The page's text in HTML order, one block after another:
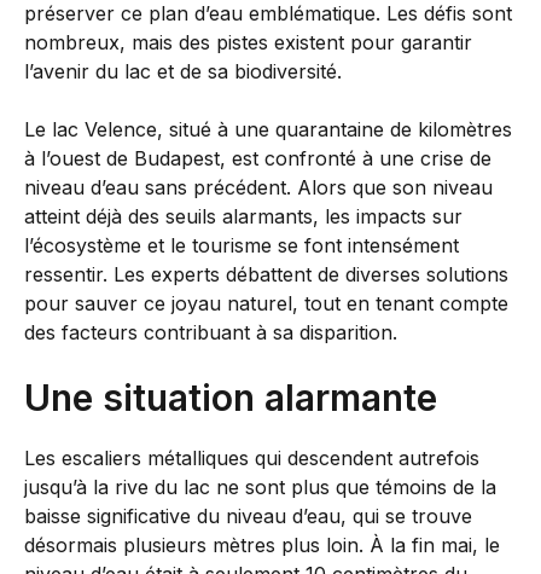
préserver ce plan d’eau emblématique. Les défis sont
nombreux, mais des pistes existent pour garantir
l’avenir du lac et de sa biodiversité.
Le lac Velence, situé à une quarantaine de kilomètres
à l’ouest de Budapest, est confronté à une crise de
niveau d’eau sans précédent. Alors que son niveau
atteint déjà des seuils alarmants, les impacts sur
l’écosystème et le tourisme se font intensément
ressentir. Les experts débattent de diverses solutions
pour sauver ce joyau naturel, tout en tenant compte
des facteurs contribuant à sa disparition.
Une situation alarmante
Les escaliers métalliques qui descendent autrefois
jusqu’à la rive du lac ne sont plus que témoins de la
baisse significative du niveau d’eau, qui se trouve
désormais plusieurs mètres plus loin. À la fin mai, le